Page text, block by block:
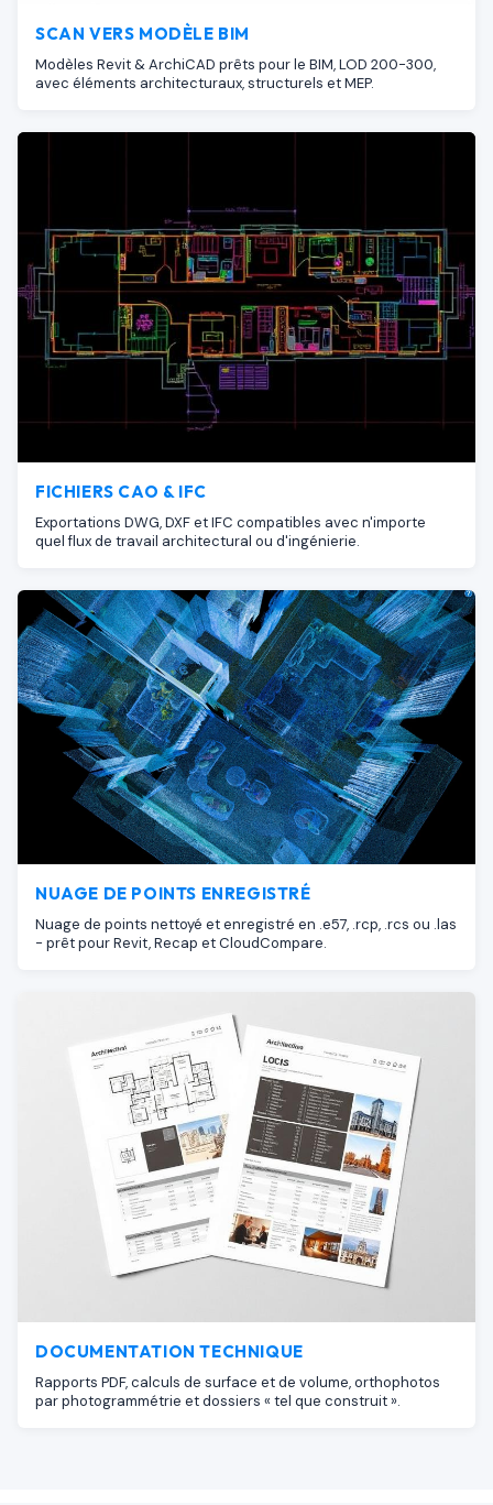
SCAN VERS MODÈLE BIM
Modèles Revit & ArchiCAD prêts pour le BIM, LOD 200-300,
avec éléments architecturaux, structurels et MEP.
FICHIERS CAO & IFC
Exportations DWG, DXF et IFC compatibles avec n'importe
quel flux de travail architectural ou d'ingénierie.
NUAGE DE POINTS ENREGISTRÉ
Nuage de points nettoyé et enregistré en .e57, .rcp, .rcs ou .las
- prêt pour Revit, Recap et CloudCompare.
DOCUMENTATION TECHNIQUE
Rapports PDF, calculs de surface et de volume, orthophotos
par photogrammétrie et dossiers « tel que construit ».